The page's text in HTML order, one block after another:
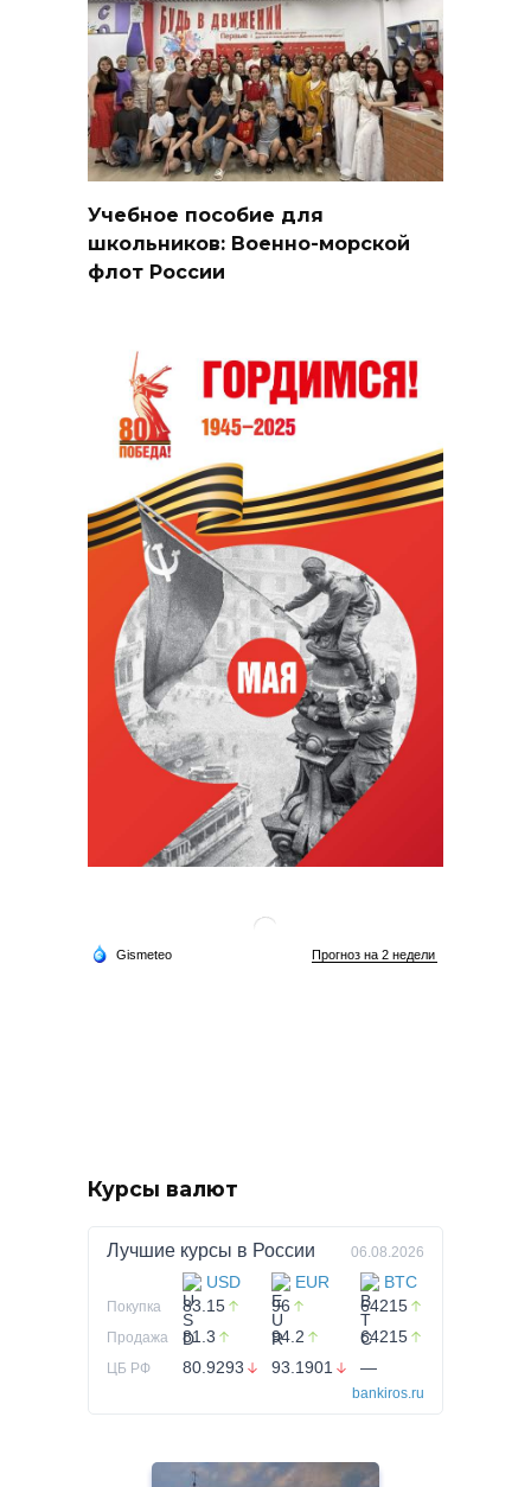
Учебное пособие для
школьников: Военно-морской
флот России
Курсы валют
Лучшие курсы в России 06.08.2026
USD EUR BTC
Покупка 83.15 96 64215
Продажа 81.3 94.2 64215
ЦБ РФ 80.9293 93.1901 —
bankiros.ru